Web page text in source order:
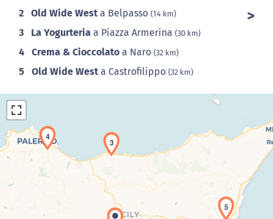
2 Old Wide West a Belpasso (14 km)
3 La Yogurteria a Piazza Armerina (30 km)
4 Crema & Cioccolato a Naro (32 km)
5 Old Wide West a Castrofilippo (32 km)
Caricamento della carta in corso...
3
4
5